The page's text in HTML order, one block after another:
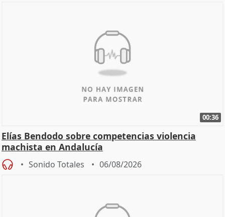
00:36
Elías Bendodo sobre competencias violencia
machista en Andalucía
Sonido Totales 06/08/2026